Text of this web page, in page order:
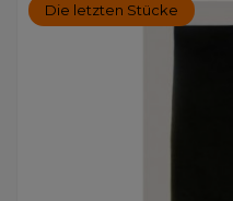
Die letzten Stücke